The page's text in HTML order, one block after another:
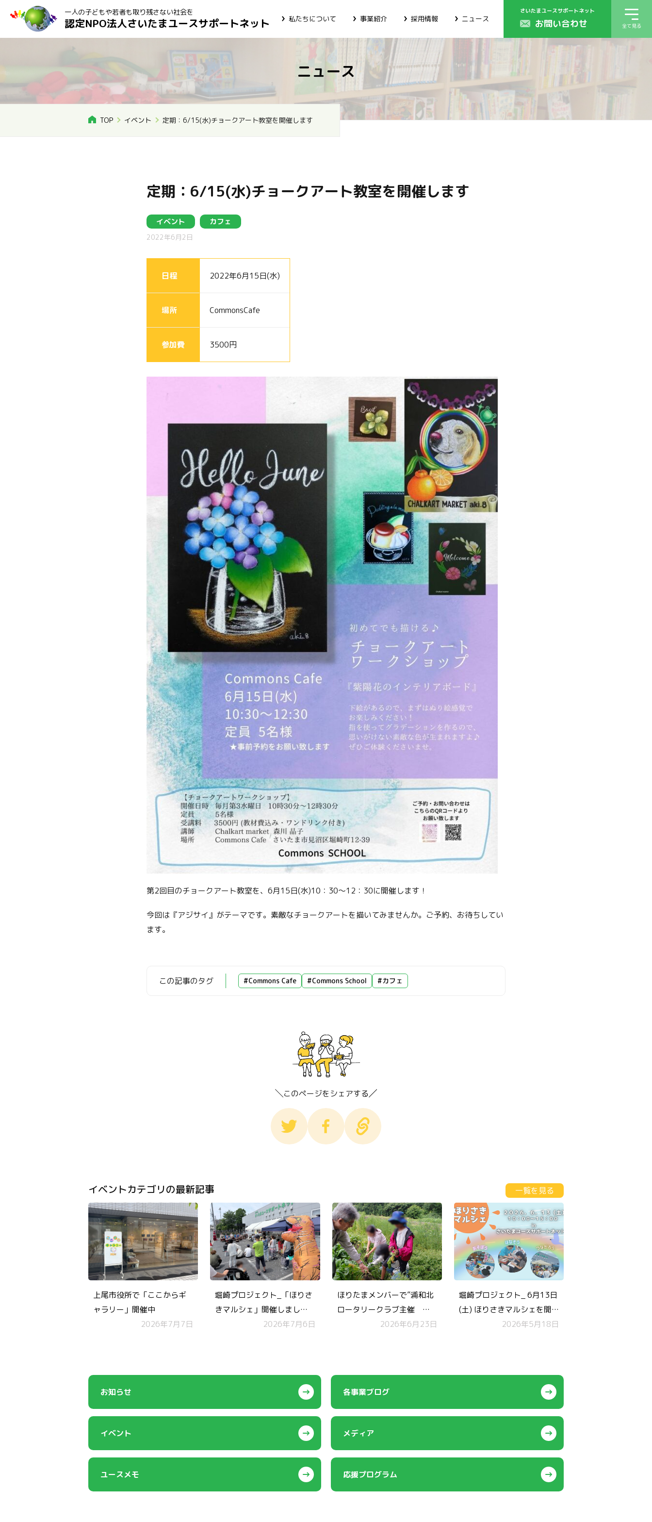
一人の子どもや若者も取り残さない社会を
認定NPO法人さいたまユースサポートネット 私たちについて 事業紹介 採用情報 ニュース
さいたまユースサポートネット
お問い合わせ 全て見る
ニュース
TOP イベント 定期：6/15(水)チョークアート教室を開催します
定期：6/15(水)チョークアート教室を開催します
イベント カフェ
2022年6月2日
日程 2022年6月15日(水)
場所 CommonsCafe
参加費 3500円
第2回目のチョークアート教室を、6月15日(水)10：30～12：30に開催します！
今回は『アジサイ』がテーマです。素敵なチョークアートを描いてみませんか。ご予約、お待ちしてい
ます。
この記事のタグ #Commons Cafe #Commons School #カフェ
このページをシェアする
イベントカテゴリの最新記事 一覧を見る
上尾市役所で「ここからギ
ャラリー」開催中
2026年7月7日
堀崎プロジェクト_「ほりさ
きマルシェ」開催しまし
た！コモンズチケットも無
2026年7月6日
ほりたまメンバーで”浦和北
ロータリークラブ主催
「収穫祭」”に参加しまし
2026年6月23日
堀崎プロジェクト_ 6月13日
(土) ほりさきマルシェを開
2026年5月18日
お知らせ 各事業ブログ
イベント メディア
ユースメモ 応援プログラム